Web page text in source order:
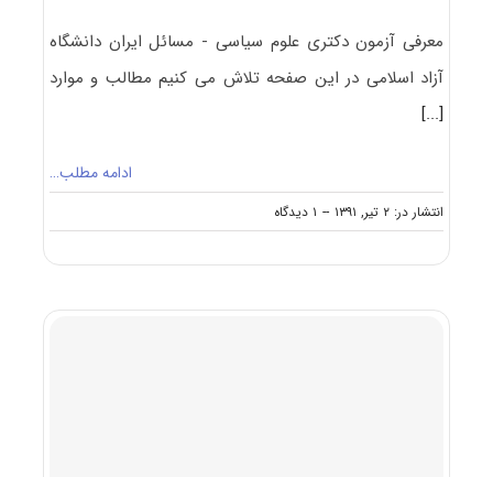
معرفی آزمون دکتری علوم سیاسی - مسائل ایران دانشگاه
آزاد اسلامی در این صفحه تلاش می کنیم مطالب و موارد
[...]
ادامه مطلب…
انتشار در: ۲ تیر, ۱۳۹۱ -- ۱ دیدگاه
on
آزمون
سیاسی